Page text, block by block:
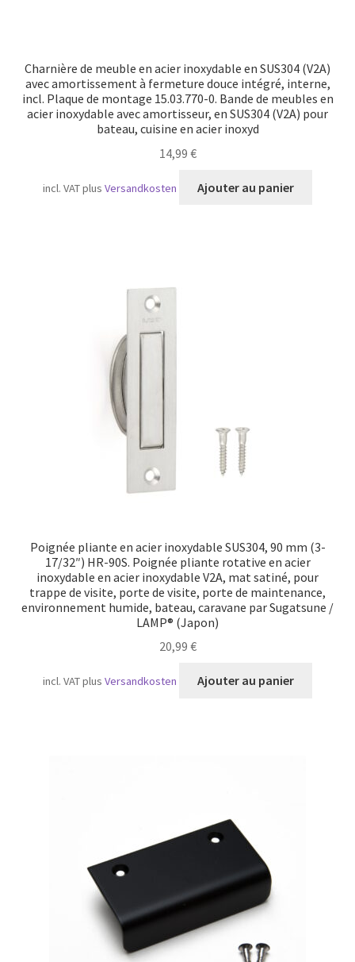
Charnière de meuble en acier inoxydable en SUS304 (V2A)
avec amortissement à fermeture douce intégré, interne,
incl. Plaque de montage 15.03.770-0. Bande de meubles en
acier inoxydable avec amortisseur, en SUS304 (V2A) pour
bateau, cuisine en acier inoxyd
14,99 €
incl. VATplusVersandkosten Ajouter au panier
Poignée pliante en acier inoxydable SUS304, 90 mm (3-
17/32″) HR-90S. Poignée pliante rotative en acier
inoxydable en acier inoxydable V2A, mat satiné, pour
trappe de visite, porte de visite, porte de maintenance,
environnement humide, bateau, caravane par Sugatsune /
LAMP® (Japon)
20,99 €
incl. VATplusVersandkosten Ajouter au panier